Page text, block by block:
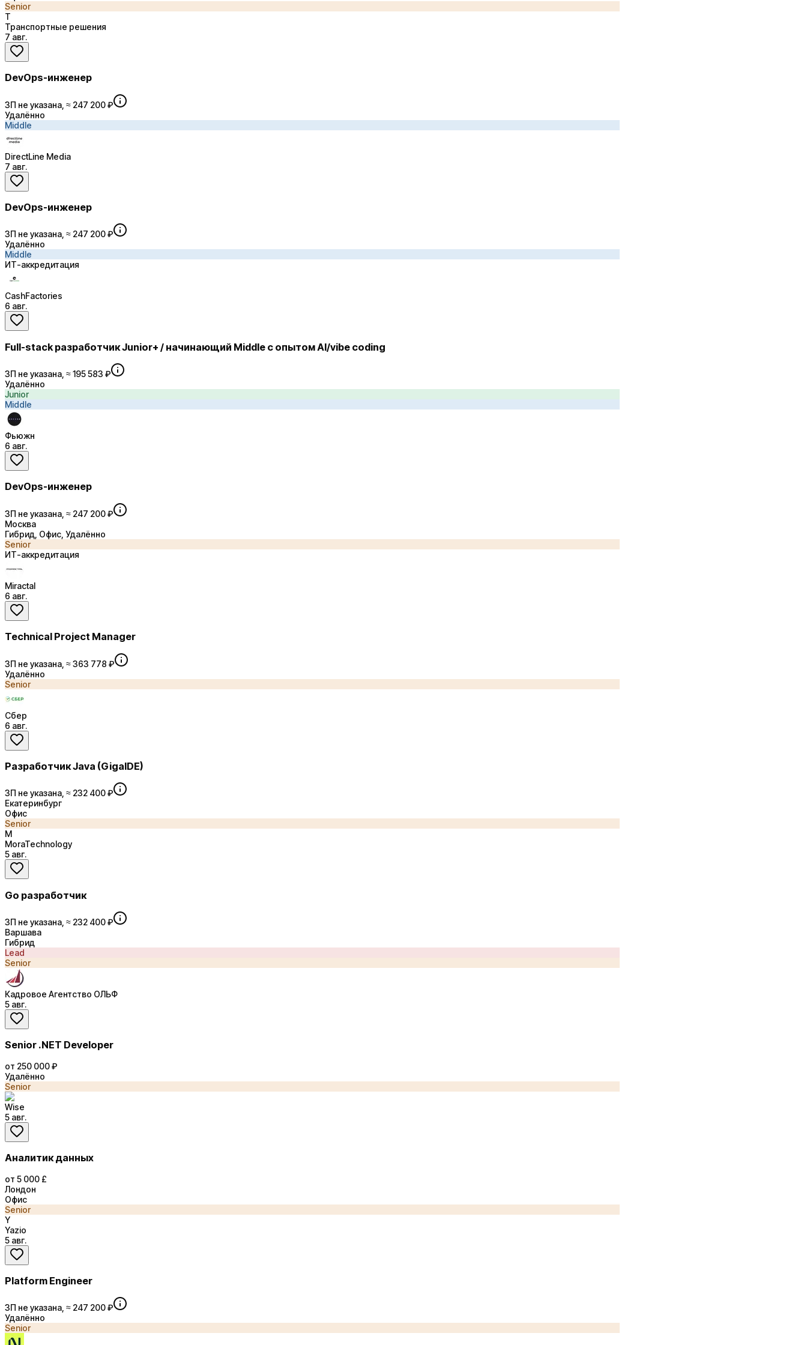
Senior
Т
Транспортные решения
7 авг.
DevOps-инженер
ЗП не указана, ≈ 247 200 ₽
Удалённо
Middle
DireсtLine Media
7 авг.
DevOps-инженер
ЗП не указана, ≈ 247 200 ₽
Удалённо
Middle
ИТ-аккредитация
CashFactories
6 авг.
Full-stack разработчик Junior+ / начинающий Middle с опытом AI/vibe coding
ЗП не указана, ≈ 195 583 ₽
Удалённо
Junior
Middle
Фьюжн
6 авг.
DevOps-инженер
ЗП не указана, ≈ 247 200 ₽
Москва
Гибрид, Офис, Удалённо
Senior
ИТ-аккредитация
Miractal
6 авг.
Technical Project Manager
ЗП не указана, ≈ 363 778 ₽
Удалённо
Senior
Сбер
6 авг.
Разработчик Java (GigaIDE)
ЗП не указана, ≈ 232 400 ₽
Екатеринбург
Офис
Senior
M
MoraTechnology
5 авг.
Go разработчик
ЗП не указана, ≈ 232 400 ₽
Варшава
Гибрид
Lead
Senior
Кадровое Агентство ОЛЬФ
5 авг.
Senior .NET Developer
от 250 000 ₽
Удалённо
Senior
Wise
5 авг.
Аналитик данных
от 5 000 £
Лондон
Офис
Senior
Y
Yazio
5 авг.
Platform Engineer
ЗП не указана, ≈ 247 200 ₽
Удалённо
Senior